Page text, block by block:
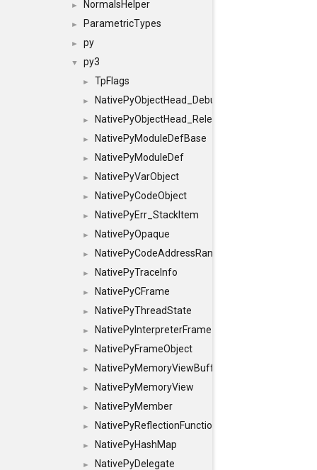
► NormalsHelper
► ParametricTypes
► py
▼ py3
► TpFlags
► NativePyObjectHead_Debug
► NativePyObjectHead_Release
► NativePyModuleDefBase
► NativePyModuleDef
► NativePyVarObject
► NativePyCodeObject
► NativePyErr_StackItem
► NativePyOpaque
► NativePyCodeAddressRange
► NativePyTraceInfo
► NativePyCFrame
► NativePyThreadState
► NativePyInterpreterFrame
► NativePyFrameObject
► NativePyMemoryViewBuffer
► NativePyMemoryView
► NativePyMember
► NativePyReflectionFunction
► NativePyHashMap
► NativePyDelegate